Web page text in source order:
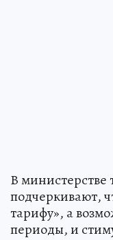
В министерстве
подчеркивают,
тарифу», а
периоды, и